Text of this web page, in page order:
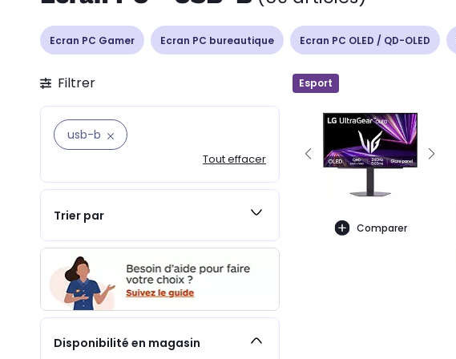
Ecran PC Gamer Ecran PC bureautique Ecran PC OLED / QD-OLED
Filtrer
usb-b
Tout effacer
Trier par
Disponibilité en magasin
Esport
Comparer